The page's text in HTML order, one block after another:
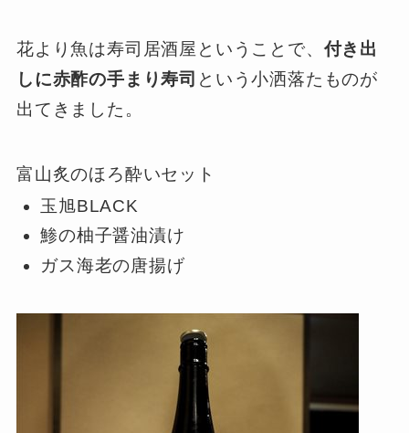
花より魚は寿司居酒屋ということで、 付き出
しに赤酢の手まり寿司 という小洒落たものが
出てきました。
富山炙のほろ酔いセット
玉旭BLACK
鯵の柚子醤油漬け
ガス海老の唐揚げ